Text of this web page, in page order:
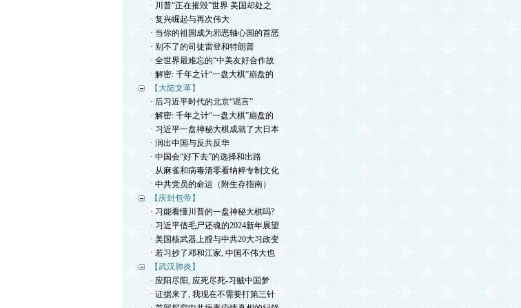
· 川普“正在摧毁”世界 美国却处之
· 复兴崛起与再次伟大
· 当你的祖国成为邪恶轴心国的首恶
· 别不了的司徒雷登和特朗普
· 全世界最难忘的“中美友好合作故
· 解密: 千年之计“一盘大棋”崩盘的
【大陆文革】
· 后习近平时代的北京“谣言”
· 解密: 千年之计“一盘大棋”崩盘的
· 习近平一盘神秘大棋成就了大日本
· 润出中国与反共反华
· 中国会“好下去”的选择和出路
· 从麻雀和病毒清零看纳粹专制文化
· 中共党员的命运（附生存指南）
【庆封包帝】
· 习能看懂川普的一盘神秘大棋吗?
· 习近平借毛尸还魂的2024新年展望
· 美国核武器上膛与中共20大习政变
· 若习抄了邓和江家, 中国不伟大也
【武汉肺炎】
· 应阳尽阳, 应死尽死-习贼中国梦
· 证据来了, 我现在不需要打第三针